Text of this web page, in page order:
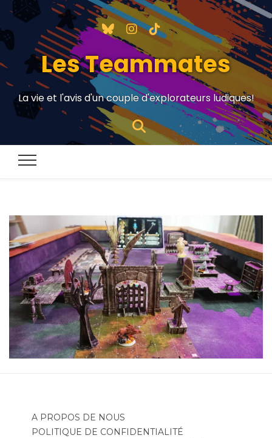
Les Teammates
La vie et l'avis d'un couple d'explorateurs ludiques!
A PROPOS DE NOUS
POLITIQUE DE CONFIDENTIALITÉ